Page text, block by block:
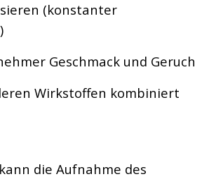
(konstanter
Geschmack und Geruch
Wirkstoffen kombiniert
die Aufnahme des